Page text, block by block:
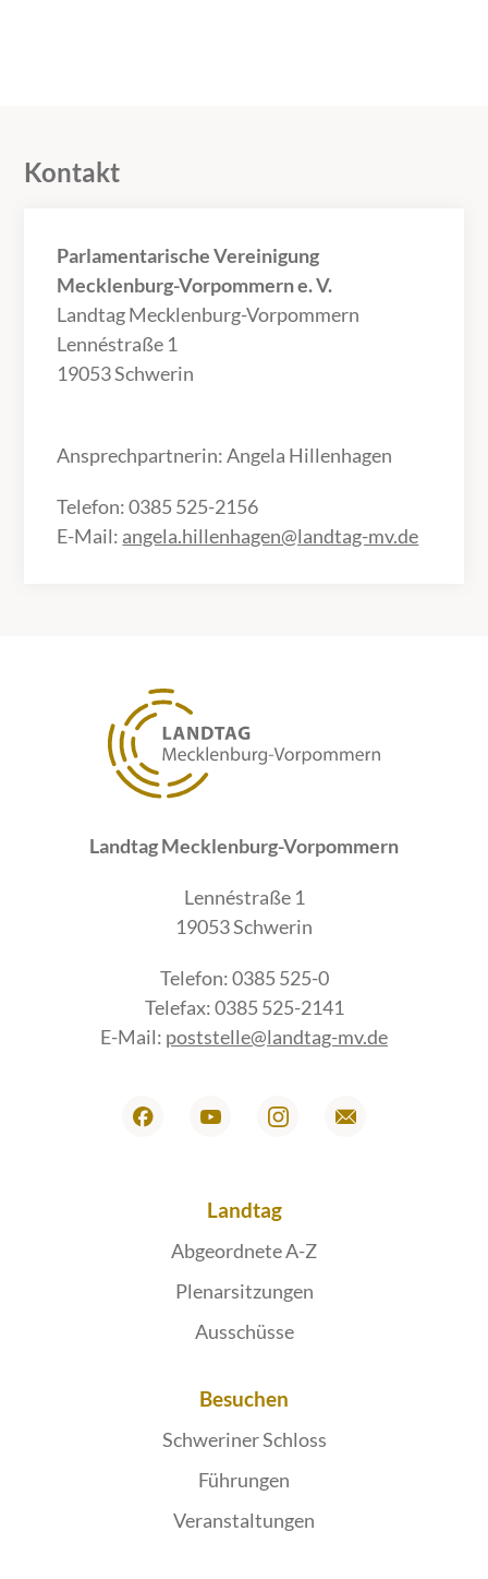
Kontakt
Parlamentarische Vereinigung
Mecklenburg-Vorpommern e. V.
Landtag Mecklenburg-Vorpommern
Lennéstraße 1
19053 Schwerin
Ansprechpartnerin: Angela Hillenhagen
Telefon: 0385 525-2156
E-Mail: angela.hillenhagen@landtag-mv.de
Landtag Mecklenburg-Vorpommern
Lennéstraße 1
19053 Schwerin
Telefon: 0385 525-0
Telefax: 0385 525-2141
E-Mail: poststelle@landtag-mv.de
Landtag
Abgeordnete A-Z
Plenarsitzungen
Ausschüsse
Besuchen
Schweriner Schloss
Führungen
Veranstaltungen